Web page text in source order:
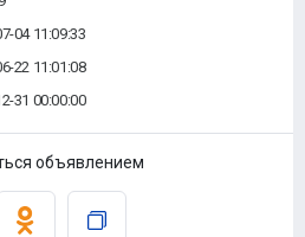
04 11:09:33
22 11:01:08
31 00:00:00
объявлением